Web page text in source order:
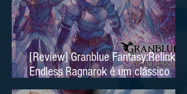
[Review] Granblue Fantasy:Relink
Endless Ragnarok é um clássico
moderno no Nintendo Switch 2